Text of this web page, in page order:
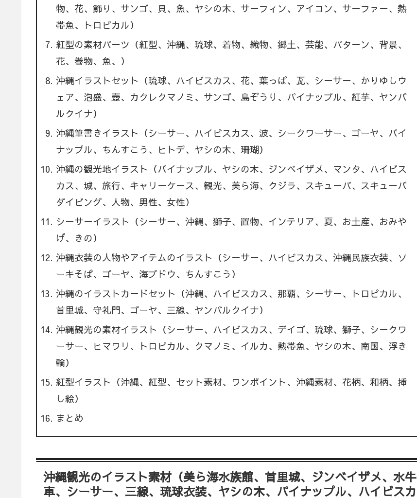
物、花、飾り、サンゴ、貝、魚、ヤシの木、サーフィン、アイコン、サーファー、熱
帯魚、トロピカル）
紅型の素材パーツ（紅型、沖縄、琉球、着物、織物、郷土、芸能、パターン、背景、
花、巻物、魚、）
沖縄イラストセット（琉球、ハイビスカス、花、葉っぱ、瓦、シーサー、かりゆしウ
ェア、泡盛、壺、カクレクマノミ、サンゴ、島ぞうり、パイナップル、紅芋、ヤンバ
ルクイナ）
沖縄筆書きイラスト（シーサー、ハイビスカス、波、シークワーサー、ゴーヤ、パイ
ナップル、ちんすこう、ヒトデ、ヤシの木、珊瑚）
沖縄の観光地イラスト（パイナップル、ヤシの木、ジンベイザメ、マンタ、ハイビス
カス、城、旅行、キャリーケース、観光、美ら海、クジラ、スキューバ、スキューバ
ダイビング、人物、男性、女性）
シーサーイラスト（シーサー、沖縄、獅子、置物、インテリア、夏、お土産、おみや
げ、きの）
沖縄衣装の人物やアイテムのイラスト（シーサー、ハイビスカス、沖縄民族衣装、ソ
ーキそば、ゴーヤ、海ブドウ、ちんすこう）
沖縄のイラストカードセット（沖縄、ハイビスカス、那覇、シーサー、トロピカル、
首里城、守礼門、ゴーヤ、三線、ヤンバルクイナ）
沖縄観光の素材イラスト（シーサー、ハイビスカス、デイゴ、琉球、獅子、シークワ
ーサー、ヒマワリ、トロピカル、クマノミ、イルカ、熱帯魚、ヤシの木、南国、浮き
輪）
紅型イラスト（沖縄、紅型、セット素材、ワンポイント、沖縄素材、花柄、和柄、挿
し絵）
まとめ
沖縄観光のイラスト素材（美ら海水族館、首里城、ジンベイザメ、水牛
車、シーサー、三線、琉球衣装、ヤシの木、パイナップル、ハイビスカ